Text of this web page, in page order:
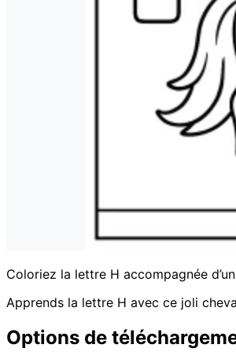
Coloriez la lettre H accompagnée
Apprends la lettre H avec ce joli
Options de